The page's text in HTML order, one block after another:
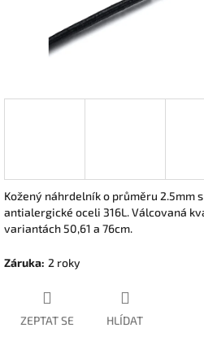
Kožený náhrdelník o průměru 2.5mm
antialergické oceli 316L. Válcovaná
variantách 50,61 a 76cm.
Záruka: 2 roky
ZEPTAT SE HLÍDAT